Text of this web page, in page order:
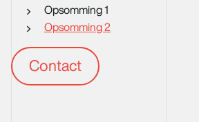
Opsomming 1
Opsomming 2
Contact